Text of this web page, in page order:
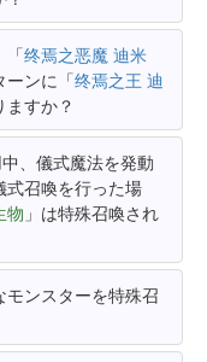
「终焉之恶魔 迪米
ーンに「终焉之王 迪
ますか？
中、儀式魔法を発動
式召喚を行った場
物 」は特殊召喚され
モンスターを特殊召